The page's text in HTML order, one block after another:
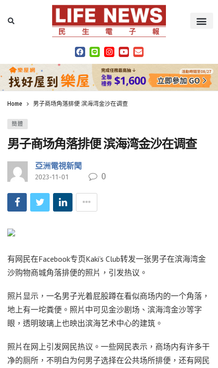
Home 男子商场角落排便 滨海湾金沙在调查
簡體
男子商场角落排便 滨海湾金沙在调查
亞洲電視新聞
2023-11-01 0
有网民在Facebook专页Kaki’s Club转发一张男子在滨海湾金
沙购物商城角落排便的照片，引发热议。
照片显示，一名男子光着屁股蹲在看似商场内的一个角落，
地上有一坨粪便。照片中可见金沙剧场、滨海湾金沙等字
眼，透明玻璃上也映出滨海艺术中心的建筑。
照片在网上引发网民热议。一些网民表示，商场内有许多干
净的厕所，不明白为何男子选择在公共场所排便，还有网民